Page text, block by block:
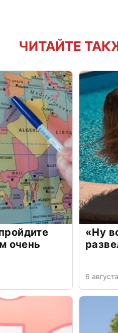
ЧИТАЙТЕ
очень
«Ну
6 августа